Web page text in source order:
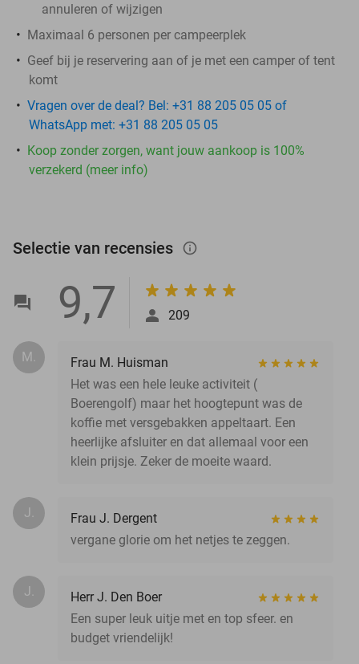
annuleren of wijzigen
Maximaal 6 personen per campeerplek
Geef bij je reservering aan of je met een camper of tent
komt
Vragen over de deal? Bel: +31 88 205 05 05 of
WhatsApp met: +31 88 205 05 05
Koop zonder zorgen, want jouw aankoop is 100%
verzekerd (meer info)
Selectie van recensies info_outlined
9,7 209
M.
Frau M. Huisman
Het was een hele leuke activiteit (
Boerengolf) maar het hoogtepunt was de
koffie met versgebakken appeltaart. Een
heerlijke afsluiter en dat allemaal voor een
klein prijsje. Zeker de moeite waard.
J.
Frau J. Dergent
vergane glorie om het netjes te zeggen.
J.
Herr J. Den Boer
Een super leuk uitje met en top sfeer. en
budget vriendelijk!